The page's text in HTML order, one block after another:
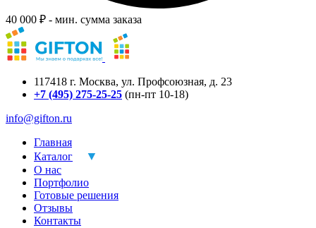
40 000 ₽ - мин. сумма заказа
117418 г. Москва, ул. Профсоюзная, д. 23
+7 (495) 275-25-25 (пн-пт 10-18)
info@gifton.ru
Главная
Каталог
О нас
Портфолио
Готовые решения
Отзывы
Контакты